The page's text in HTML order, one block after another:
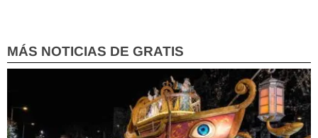
MÁS NOTICIAS DE GRATIS